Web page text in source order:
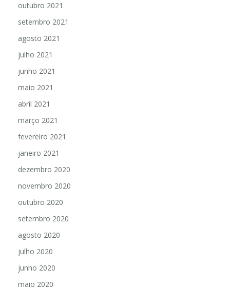
outubro 2021
setembro 2021
agosto 2021
julho 2021
junho 2021
maio 2021
abril 2021
março 2021
fevereiro 2021
janeiro 2021
dezembro 2020
novembro 2020
outubro 2020
setembro 2020
agosto 2020
julho 2020
junho 2020
maio 2020